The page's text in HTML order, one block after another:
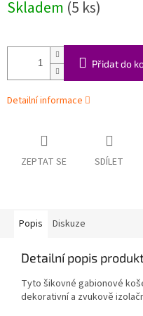
cena:
Skladem (5 ks)
Přidat do
Detailní informace
ZEPTAT SE SDÍLET
Popis Diskuze
Detailní popis
Tyto šikovné gabionové
dekorativní a zvukově